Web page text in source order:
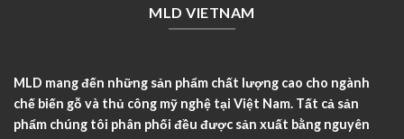
MLD VIETNAM
MLD mang đến những sản phẩm chất lượng cao cho ngành
chế biến gỗ và thủ công mỹ nghệ tại Việt Nam. Tất cả sản
phẩm chúng tôi phân phối đều được sản xuất bằng nguyên